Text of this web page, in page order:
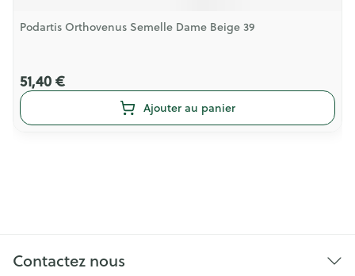
Podartis Orthovenus Semelle Dame Beige 39
51,40 €
Ajouter au panier
Contactez nous